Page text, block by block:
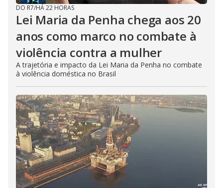
DO R7/HÁ 22 HORAS
Lei Maria da Penha chega aos 20
anos como marco no combate à
violência contra a mulher
A trajetória e impacto da Lei Maria da Penha no combate
à violência doméstica no Brasil